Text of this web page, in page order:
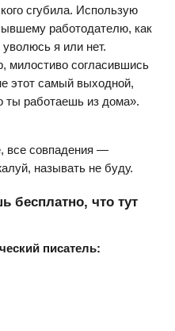
сгубила. Использую
работодателю, как
я или нет.
милостиво согласившись
этот самый выходной,
ты работаешь из дома».
все совпадения —
называть не буду.
что тут
писатель: